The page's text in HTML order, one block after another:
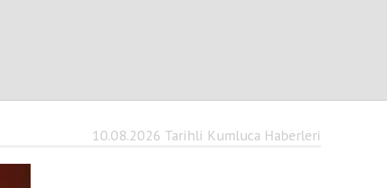
10.08.2026 Tarihli Kumluca Haberleri